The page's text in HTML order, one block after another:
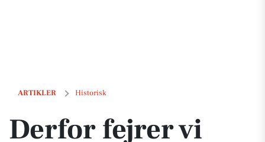
ARTIKLER Historisk
Derfor fejrer vi fastelavn
Derfor fejrer vi